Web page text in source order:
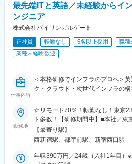
（規程整備、法改正対応など）
・給与計算・社会保険・勤怠管理な
パートナーとの連携含む）
・協力会社のリプレース選定・構
・労務（勤怠・労務）SaaSの最適
・将来的な労務チームの立ち上げ（
・休職者（産休／育休／傷病）対応
＜利用ツール＞
勤怠：TeamSpirit
タレントマネジメント：カオナビ
■魅力：
・1人労務からチーム化のフェーズ
・上場企業レベルの労務体制構築に
・将来的にチーム組成・マネジメン
・経営と近い距離で意思決定に関
最先端ITと英語／未経験からイ
ンジニア
株式会社バイリンガルゲート
正社員 転勤なし 5名以上採用
職種
業種未経験歓迎
仕事内容
＜本格研修でインフラのプロへ＞
ク・クラウド・次世代インフラの
勤務地
☆リモート70％！転勤なし！東京
ト多数！【研修期間中】■本社／東
星野ビル5F└「西新宿駅」より徒
らもアクセス良好です！【研修終
間をしっかり考慮し、話し合いを
【最寄り駅】
西新宿駅、都庁前駅、新宿西口駅
年収390万円／24歳（入社1年目）